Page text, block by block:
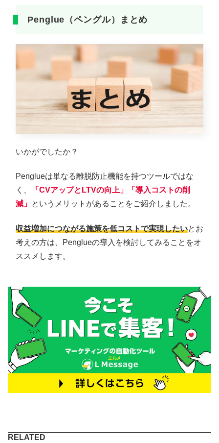
Penglue（ペングル）まとめ
いかがでしたか？
Penglueは単なる離脱防止機能を持つツールではな
く、
「CVアップとLTVの向上」「導入コストの削
減」 というメリットがあることをご紹介しました。
収益増加につながる施策を低コストで実現したいとお
考えの方は、Penglueの導入を検討してみることをオ
ススメします。